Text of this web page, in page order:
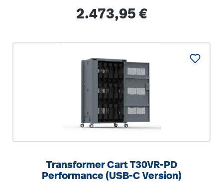
Regulärer Preis:
2.473,95 €
Transformer Cart T30VR-PD
Performance (USB-C Version)